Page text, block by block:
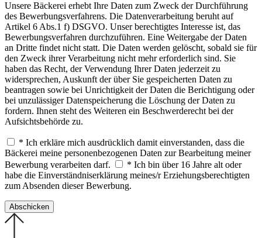
Unsere Bäckerei erhebt Ihre Daten zum Zweck der Durchführung
des Bewerbungsverfahrens. Die Datenverarbeitung beruht auf
Artikel 6 Abs.1 f) DSGVO. Unser berechtigtes Interesse ist, das
Bewerbungsverfahren durchzuführen. Eine Weitergabe der Daten
an Dritte findet nicht statt. Die Daten werden gelöscht, sobald sie für
den Zweck ihrer Verarbeitung nicht mehr erforderlich sind. Sie
haben das Recht, der Verwendung Ihrer Daten jederzeit zu
widersprechen, Auskunft der über Sie gespeicherten Daten zu
beantragen sowie bei Unrichtigkeit der Daten die Berichtigung oder
bei unzulässiger Datenspeicherung die Löschung der Daten zu
fordern. Ihnen steht des Weiteren ein Beschwerderecht bei der
Aufsichtsbehörde zu.
* Ich erkläre mich ausdrücklich damit einverstanden, dass die
Bäckerei meine personenbezogenen Daten zur Bearbeitung meiner
Bewerbung verarbeiten darf.
* Ich bin über 16 Jahre alt oder
habe die Einverständniserklärung meines/r Erziehungsberechtigten
zum Absenden dieser Bewerbung.